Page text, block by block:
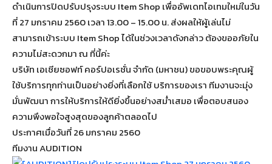
ดำเนินการปิดปรับปรุงระบบ Item Shop เพื่ออัพเดทไอเทมใหม่ในวัน
ที่ 27 มกราคม 2560 เวลา 13.00 – 15.00 น. ส่งผลให้ผู้เล่นไม่
สามารถเข้าระบบ Item Shop ได้ในช่วงเวลาดังกล่าว ต้องขออภัยใน
ความไม่สะดวกมา ณ ที่นี้ค่ะ
บริษัท เอเชียซอฟท์ คอร์ปอเรชั่น จำกัด (มหาชน) ขอขอบพระคุณผู้
ใช้บริการทุกท่านเป็นอย่างยิ่งที่เลือกใช้ บริการของเรา ทีมงานจะมุ่ง
มั่นพัฒนา การให้บริการให้ดียิ่งขึ้นอย่างสม่ำเสมอ เพื่อตอบสนอง
ความพึงพอใจสูงสุดของลูกค้าตลอดไป
ประกาศเมื่อวันที่ 26 มกราคม 2560
ทีมงาน AUDITION